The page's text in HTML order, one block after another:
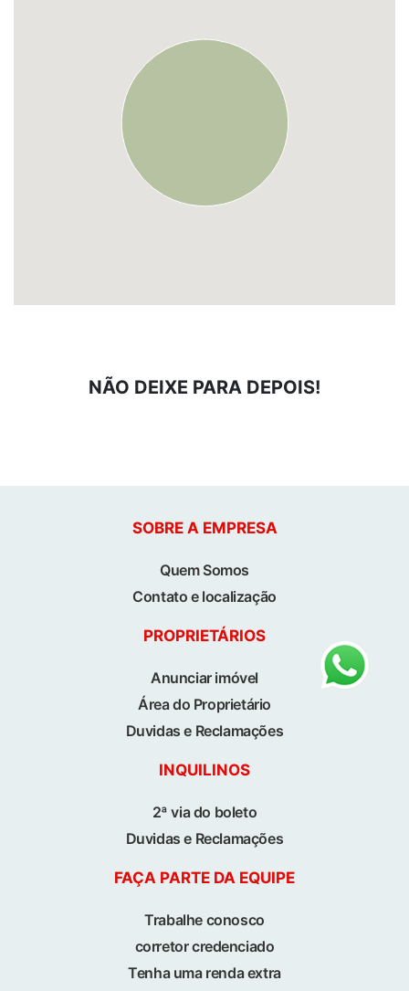
NÃO DEIXE PARA DEPOIS!
SOBRE A EMPRESA
Quem Somos
Contato e localização
PROPRIETÁRIOS
Anunciar imóvel
Área do Proprietário
Duvidas e Reclamações
INQUILINOS
2ª via do boleto
Duvidas e Reclamações
FAÇA PARTE DA EQUIPE
Trabalhe conosco
corretor credenciado
Tenha uma renda extra